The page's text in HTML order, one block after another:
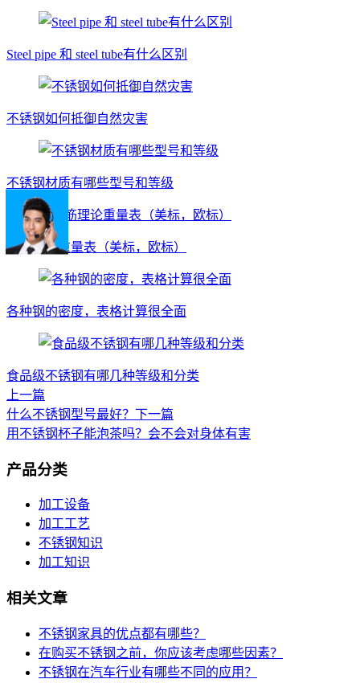
Steel pipe 和 steel tube有什么区别
不锈钢如何抵御自然灾害
不锈钢材质有哪些型号和等级
钢筋理论重量表（美标，欧标）
各种钢的密度，表格计算很全面
食品级不锈钢有哪几种等级和分类
上一篇
什么不锈钢型号最好？ 下一篇
用不锈钢杯子能泡茶吗？会不会对身体有害
产品分类
加工设备
加工工艺
不锈钢知识
加工知识
相关文章
不锈钢家具的优点都有哪些？
在购买不锈钢之前，你应该考虑哪些因素？
不锈钢在汽车行业有哪些不同的应用？